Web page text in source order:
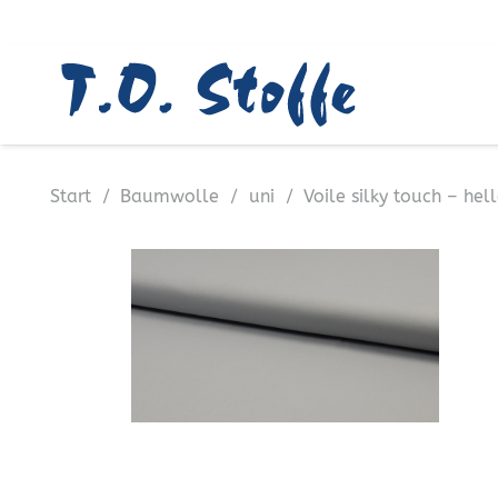
Start / Baumwolle / uni / Voile silky touch –